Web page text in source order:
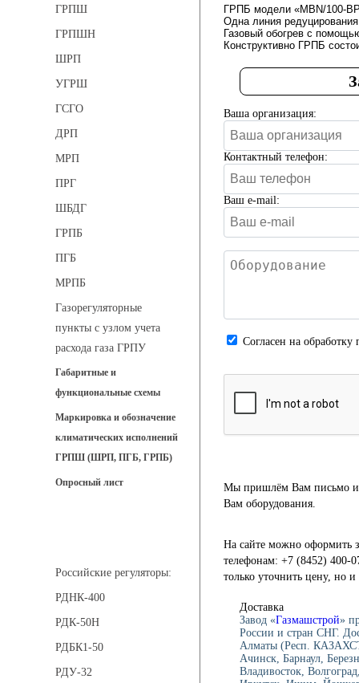
ГРПШ
ГРПШН
ШРП
УГРШ
ГСГО
ДРП
МРП
ПРГ
ШБДГ
ГРПБ
ПГБ
МРПБ
Газорегуляторные
пункты с узлом учета
расхода газа ГРПУ
Габаритные и
функциональные схемы
Маркировка и обозначение
климатических исполнений
ГРПШ (ШРП, ПГБ, ГРПБ)
Опросный лист
Российские регуляторы:
РДНК-400
РДК-50Н
РДБК1-50
РДУ-32
ГРПБ модели «MBN/100-
Одна линия
Газовый обогрев с
Конструктивно ГРПБ
Ваша организация:
Контактный телефон:
Ваш e-mail:
Cогласен на
Мы пришлём Вам письмо и
Вам оборудования.
На сайте можно оформить
телефонам: +7 (8452) 400-
только уточнить цену, но
Доставка
Завод «Газмашстрой»
России и стран СНГ.
Алматы (Респ.
Ачинск, Барнаул,
Владивосток,